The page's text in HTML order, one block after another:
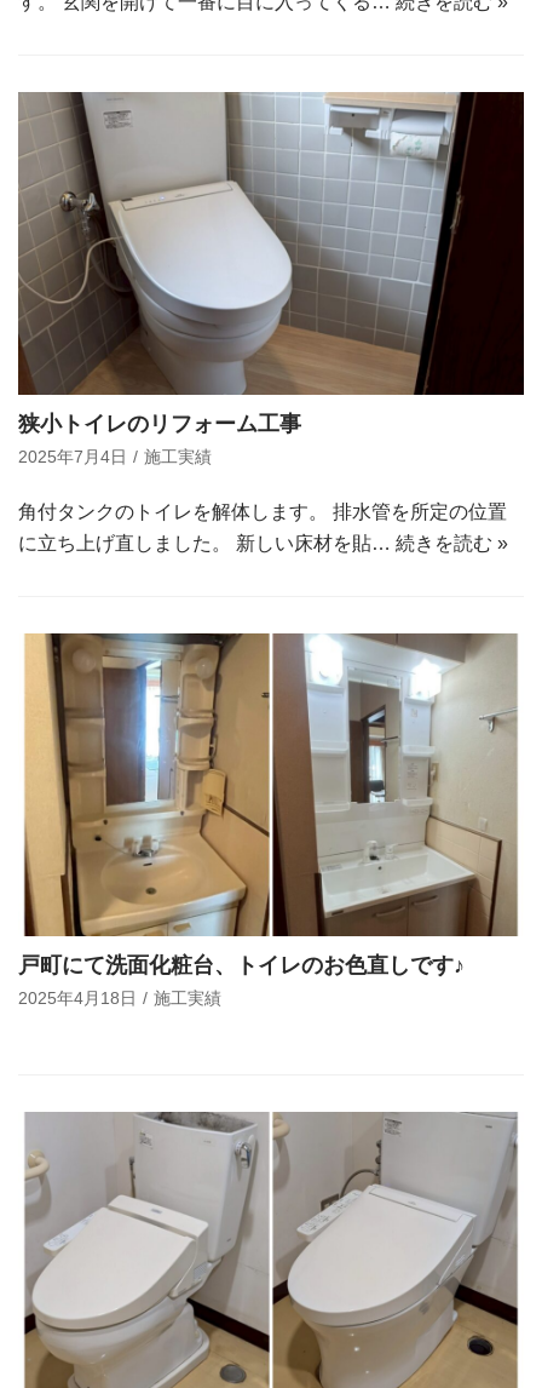
狭小トイレのリフォーム工事
2025年7月4日 施工実績
角付タンクのトイレを解体します。 排水管を所定の位置
に立ち上げ直しました。 新しい床材を貼… 続きを読む »
戸町にて洗面化粧台、トイレのお色直しです♪
2025年4月18日 施工実績